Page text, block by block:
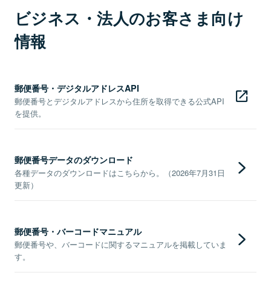
ビジネス・法人のお客さま向け
情報
郵便番号・デジタルアドレスAPI
郵便番号とデジタルアドレスから住所を取得できる公式API
を提供。
郵便番号データのダウンロード
各種データのダウンロードはこちらから。（2026年7月31日
更新）
郵便番号・バーコードマニュアル
郵便番号や、バーコードに関するマニュアルを掲載していま
す。